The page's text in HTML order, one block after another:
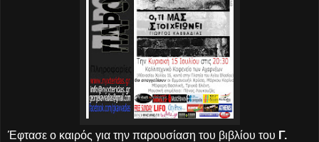
Έφτασε ο καιρός για την παρουσίαση του βιβλίου του Γ.